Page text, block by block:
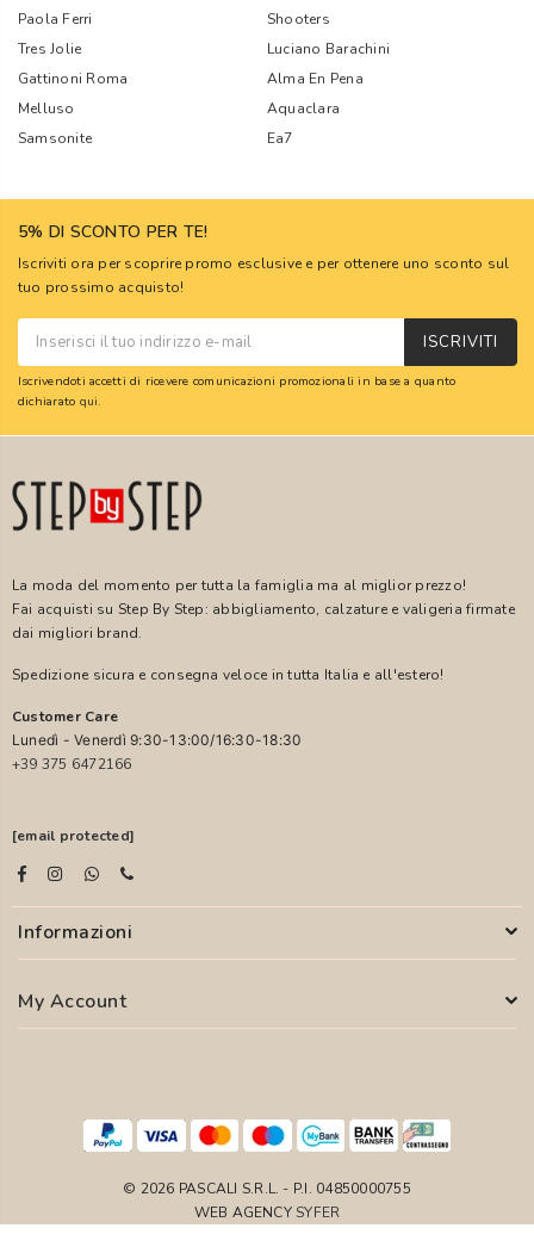
Paola Ferri
Shooters
Tres Jolie
Luciano Barachini
Gattinoni Roma
Alma En Pena
Melluso
Aquaclara
Samsonite
Ea7
5% DI SCONTO PER TE!
Iscriviti ora per scoprire promo esclusive e per ottenere uno sconto sul
tuo prossimo acquisto!
ISCRIVITI
Iscrivendoti accetti di ricevere comunicazioni promozionali in base a quanto
dichiarato qui.
La moda del momento per tutta la famiglia ma al miglior prezzo!
Fai acquisti su Step By Step: abbigliamento, calzature e valigeria firmate
dai migliori brand.
Spedizione sicura e consegna veloce in tutta Italia e all'estero!
Customer Care
Lunedì - Venerdì 9:30-13:00/16:30-18:30
+39 375 6472166
[email protected]
Informazioni
My Account
© 2026 PASCALI S.R.L. - P.I. 04850000755
WEB AGENCY SYFER